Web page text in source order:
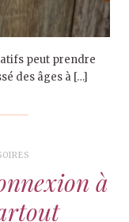
peut prendre
des âges à […]
à